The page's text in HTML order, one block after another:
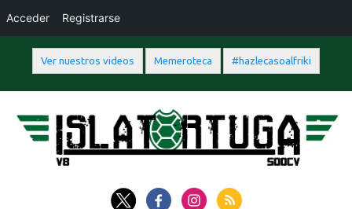
Ver nuestros videos Memeroteca #hazlecasoalfriki
contenido
Acceder Registrarse